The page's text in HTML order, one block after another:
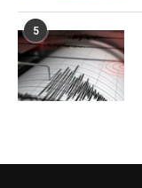
5